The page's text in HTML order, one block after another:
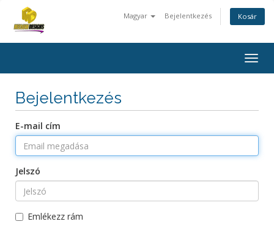
Magyar Bejelentkezés Kosár
Bejelentkezés
E-mail cím
Jelszó
Emlékezz rám